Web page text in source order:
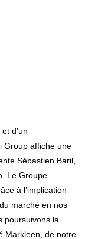
d’un
Group affiche une
Sébastien Baril,
Le Groupe
à l’implication
marché en nos
poursuivons la
Markleen, de notre